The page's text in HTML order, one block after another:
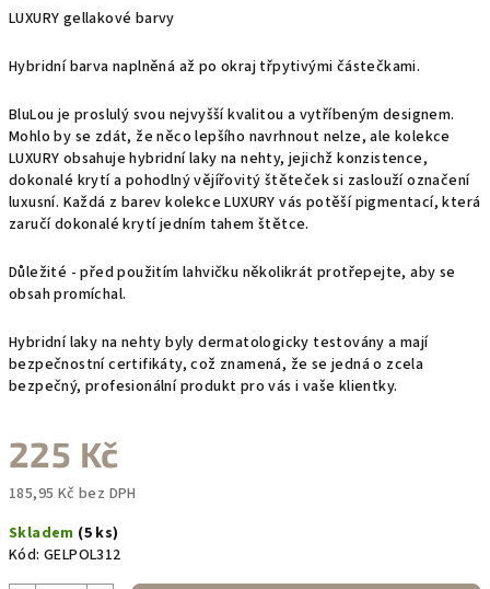
LUXURY gellakové barvy
Hybridní barva naplněná až po okraj třpytivými částečkami.
BluLou je proslulý svou nejvyšší kvalitou a vytříbeným designem.
Mohlo by se zdát, že něco lepšího navrhnout nelze, ale kolekce
LUXURY obsahuje hybridní laky na nehty, jejichž konzistence,
dokonalé krytí a pohodlný vějířovitý štěteček si zaslouží označení
luxusní. Každá z barev kolekce LUXURY vás potěší pigmentací, která
zaručí dokonalé krytí jedním tahem štětce.
Důležité - před použitím lahvičku několikrát protřepejte, aby se
obsah promíchal.
Hybridní laky na nehty byly dermatologicky testovány a mají
bezpečnostní certifikáty, což znamená, že se jedná o zcela
bezpečný, profesionální produkt pro vás i vaše klientky.
225 Kč
185,95 Kč bez DPH
cena:
Skladem (5 ks)
Kód: GELPOL312